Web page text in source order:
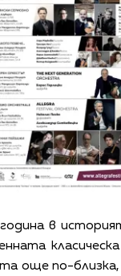
в
още по-